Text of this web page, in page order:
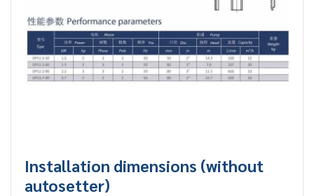
Installation dimensions (without
autosetter)